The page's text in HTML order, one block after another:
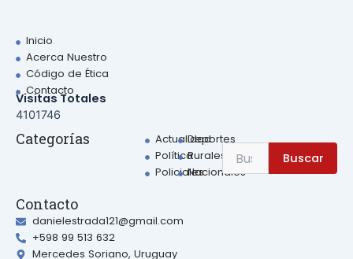
Inicio
Acerca Nuestro
Código de Ética
Contacto
Visitas Totales
4101746
Categorías
Actualidad
Política
Policiales
Deportes
Rurales
Nacionales
Search
for:
Buscar
Contacto
danielestrada121@gmail.com
+598 99 513 632
Mercedes Soriano, Uruguay